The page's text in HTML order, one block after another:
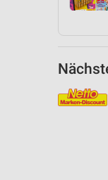
Werbung